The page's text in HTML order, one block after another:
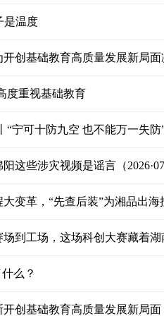
是温度
开创基础教育高质量发展新局
度重视基础教育
“宁可十防九空 也不能万一失防
这些涉灾视频是谣言（
变革，“先查后装”为湘品出海
到工场，这场科创大赛藏着
么？
开创基础教育高质量发展新局面